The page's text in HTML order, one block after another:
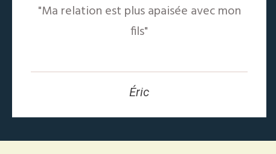
"Ma relation est plus apaisée avec mon
fils"
Éric